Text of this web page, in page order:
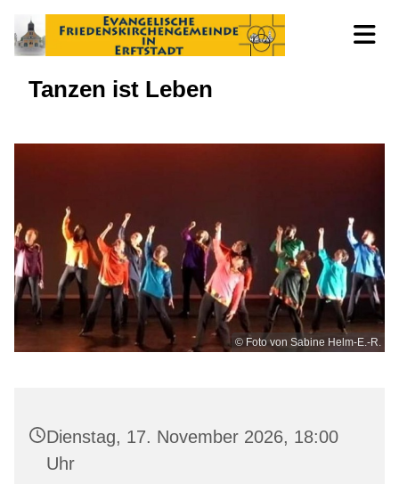
Tanzen ist Leben
© Foto von Sabine Helm-E.-R.
Dienstag, 17. November 2026, 18:00
Uhr